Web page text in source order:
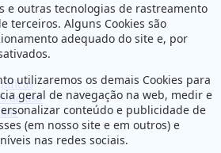
de uso
e outras tecnologias de rastreamento
terceiros. Alguns Cookies são
adequado do site e, por
utilizaremos os demais Cookies para
geral de navegação na web, medir e
conteúdo e publicidade de
(em nosso site e em outros) e
nas redes sociais.